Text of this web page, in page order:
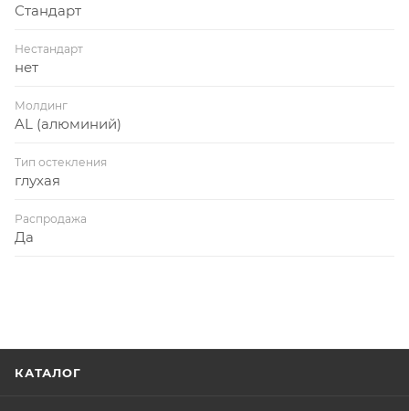
Стандарт
Нестандарт
нет
Молдинг
AL (алюминий)
Тип остекления
глухая
Распродажа
Да
КАТАЛОГ